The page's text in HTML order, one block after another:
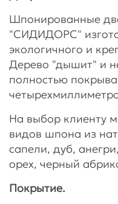
Шпонированные
"СИДИДОРС"
экологичного и
Дерево "дышит" и
полностью
На выбор клиенту
видов шпона из
сапели, дуб,
орех, черный
Покрытие.